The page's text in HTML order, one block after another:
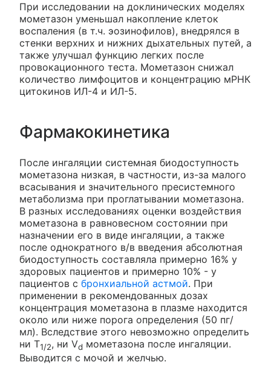
При исследовании на доклинических моделях
мометазон уменьшал накопление клеток
воспаления (в т.ч. эозинофилов), внедрялся в
стенки верхних и нижних дыхательных путей, а
также улучшал функцию легких после
провокационного теста. Мометазон снижал
количество лимфоцитов и концентрацию мРНК
цитокинов ИЛ-4 и ИЛ-5.
Фармакокинетика
После ингаляции системная биодоступность
мометазона низкая, в частности, из-за малого
всасывания и значительного пресистемного
метаболизма при проглатывании мометазона.
В разных исследованиях оценки воздействия
мометазона в равновесном состоянии при
назначении его в виде ингаляции, а также
после однократного в/в введения абсолютная
биодоступность составляла примерно 16% у
здоровых пациентов и примерно 10% - у
пациентов с бронхиальной астмой. При
применении в рекомендованных дозах
концентрация мометазона в плазме находится
около или ниже порога определения (50 пг/
мл). Вследствие этого невозможно определить
ни T1/2, ни Vd мометазона после ингаляции.
Выводится с мочой и желчью.